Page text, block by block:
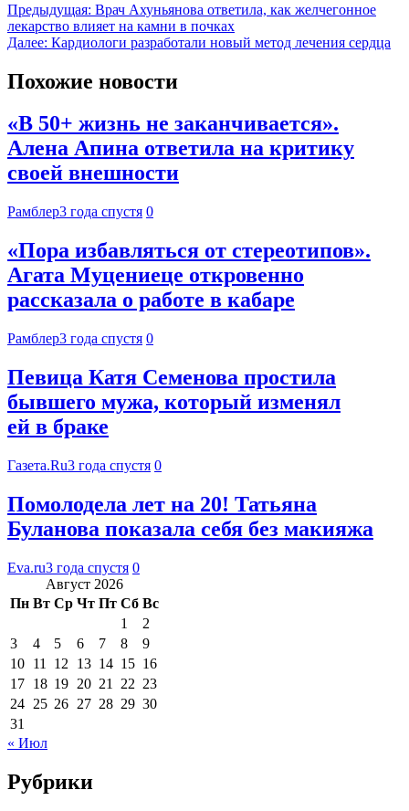
Предыдущая: Врач Ахуньянова ответила, как желчегонное
лекарство влияет на камни в почках
Далее: Кардиологи разработали новый метод лечения сердца
Похожие новости
«В 50+ жизнь не заканчивается».
Алена Апина ответила на критику
своей внешности
Рамблер3 года спустя 0
«Пора избавляться от стереотипов».
Агата Муцениеце откровенно
рассказала о работе в кабаре
Рамблер3 года спустя 0
Певица Катя Семенова простила
бывшего мужа, который изменял
ей в браке
Газета.Ru3 года спустя 0
Помолодела лет на 20! Татьяна
Буланова показала себя без макияжа
Eva.ru3 года спустя 0
Август 2026
Пн Вт Ср Чт Пт Сб Вс
1
2
3
4 5 6 7 8
9
10 11 12 13 14 15 16
17 18 19 20 21 22 23
24 25 26 27 28 29 30
31
« Июл
Рубрики